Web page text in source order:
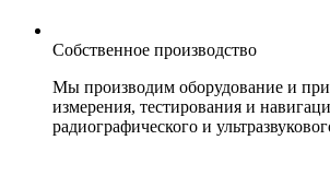
Собственное производство
Мы производим оборудование и
измерения, тестирования и
радиографического и